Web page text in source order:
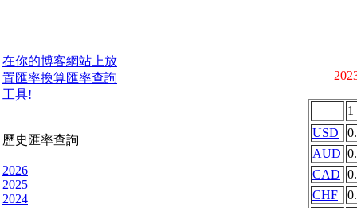
在你的博客網站上放
置匯率換算匯率查詢
工具!
歷史匯率查詢
2026
2025
2024
1
USD
AUD
CAD
CHF